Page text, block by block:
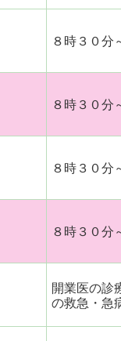
８時３０分
８時３０分
８時３０分
８時３０分
開業医の診
の救急・急